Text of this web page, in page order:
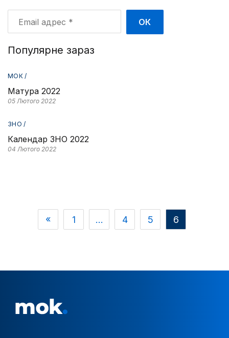
адрес
Популярне зараз
МОК /
Матура 2022
05 Лютого 2022
ЗНО /
Календар ЗНО 2022
04 Лютого 2022
1 … 4 5 6